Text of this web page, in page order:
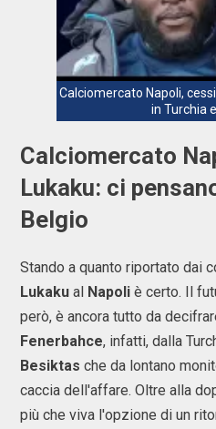
Calciomercato Napoli,
in Turchia
Calciomercato
Lukaku: ci
Belgio
Stando a quanto riportato dai
Lukaku al Napoli è certo. Il
però, è ancora tutto da
Fenerbahce, infatti, dalla
Besiktas che da lontano
caccia dell'affare. Oltre alla
più che viva l'opzione di un